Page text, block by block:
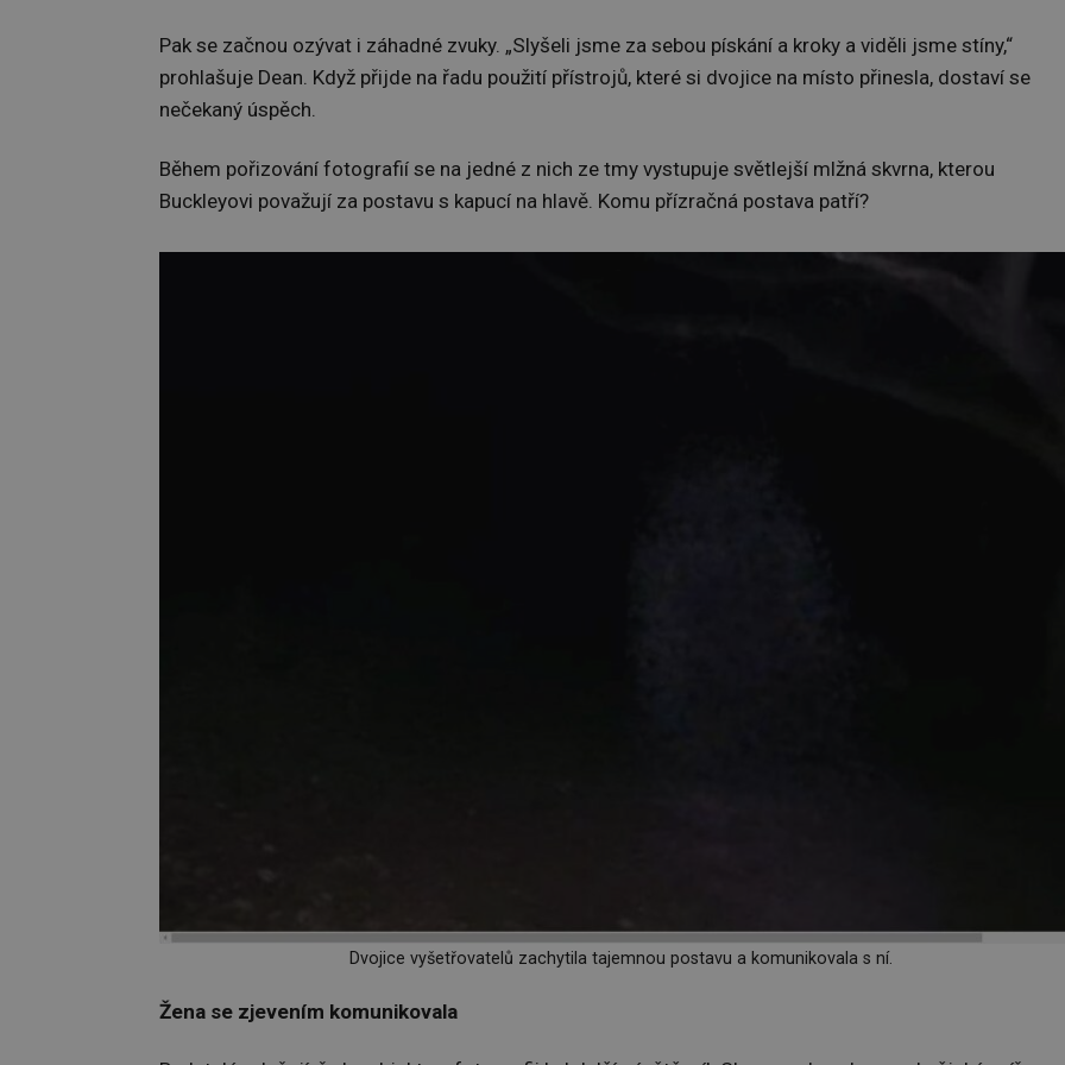
Pak se začnou ozývat i záhadné zvuky. „Slyšeli jsme za sebou pískání a kroky a viděli jsme stíny,“
prohlašuje Dean. Když přijde na řadu použití přístrojů, které si dvojice na místo přinesla, dostaví se
nečekaný úspěch.
Během pořizování fotografií se na jedné z nich ze tmy vystupuje světlejší mlžná skvrna, kterou
Buckleyovi považují za postavu s kapucí na hlavě. Komu přízračná postava patří?
Dvojice vyšetřovatelů zachytila tajemnou postavu a komunikovala s ní.
Žena se zjevením komunikovala